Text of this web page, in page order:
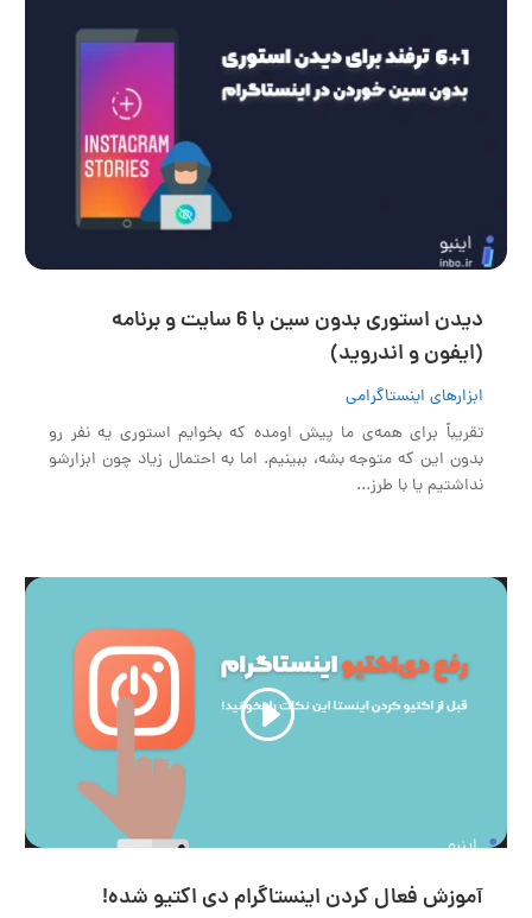
دیدن استوری بدون سین با 6 سایت و برنامه
(ایفون و اندروید)
ابزارهای اینستاگرامی
تقریباً برای همه‌ی ما پیش اومده که بخوایم استوری یه نفر رو
بدون این که متوجه بشه، ببینیم. اما به احتمال زیاد چون ابزارشو
نداشتیم یا با طرز...
نمایشگر
01:54
آموزش فعال کردن اینستاگرام دی اکتیو شده!